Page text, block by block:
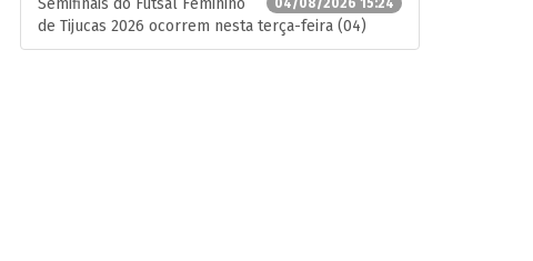
de Tijucas 2026 ocorrem nesta terça-feira (04)